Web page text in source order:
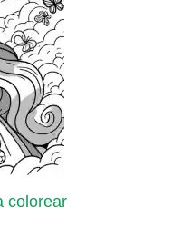
colorear